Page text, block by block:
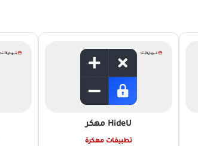
HideU مهكر
تطبيقات مهكرة